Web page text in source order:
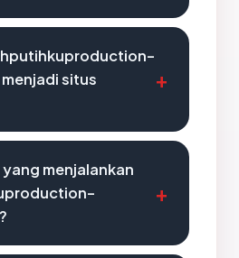
situs
menjalankan